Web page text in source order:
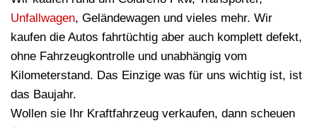
Unfallwagen, Geländewagen und vieles mehr. Wir
kaufen die Autos fahrtüchtig aber auch komplett defekt,
ohne Fahrzeugkontrolle und unabhängig vom
Kilometerstand. Das Einzige was für uns wichtig ist, ist
das Baujahr.
Wollen sie Ihr Kraftfahrzeug verkaufen, dann scheuen